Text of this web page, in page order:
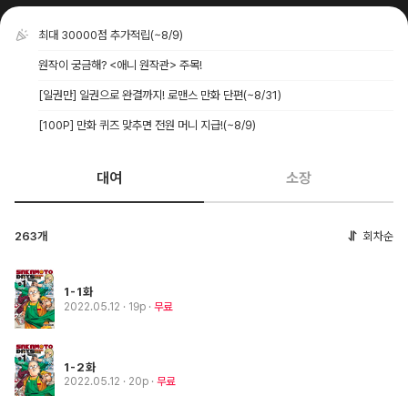
최대 30000점 추가적립(~8/9)
원작이 궁금해? <애니 원작관> 주목!
[일권만] 일권으로 완결까지! 로맨스 만화 단편(~8/31)
[100P] 만화 퀴즈 맞추면 전원 머니 지급!(~8/9)
대여 소장
263개 회차순
1-1화
2022.05.12 · 19p 무료
1-2화
2022.05.12 · 20p 무료